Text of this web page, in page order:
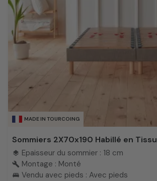
MADE IN TOURCOING
Sommiers 2X70x190 Habillé en Tissu
layers Epaisseur du sommier : 18 cm
build Montage : Monté
king_bed Vendu avec pieds : Avec pieds